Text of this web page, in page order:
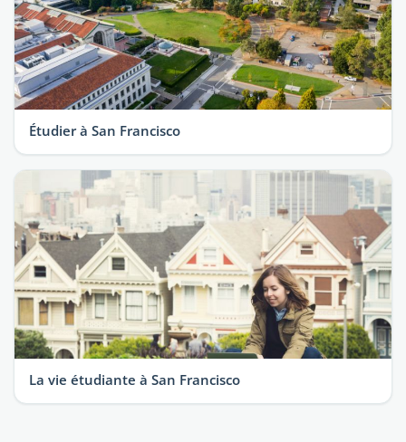
Étudier à San Francisco
La vie étudiante à San Francisco